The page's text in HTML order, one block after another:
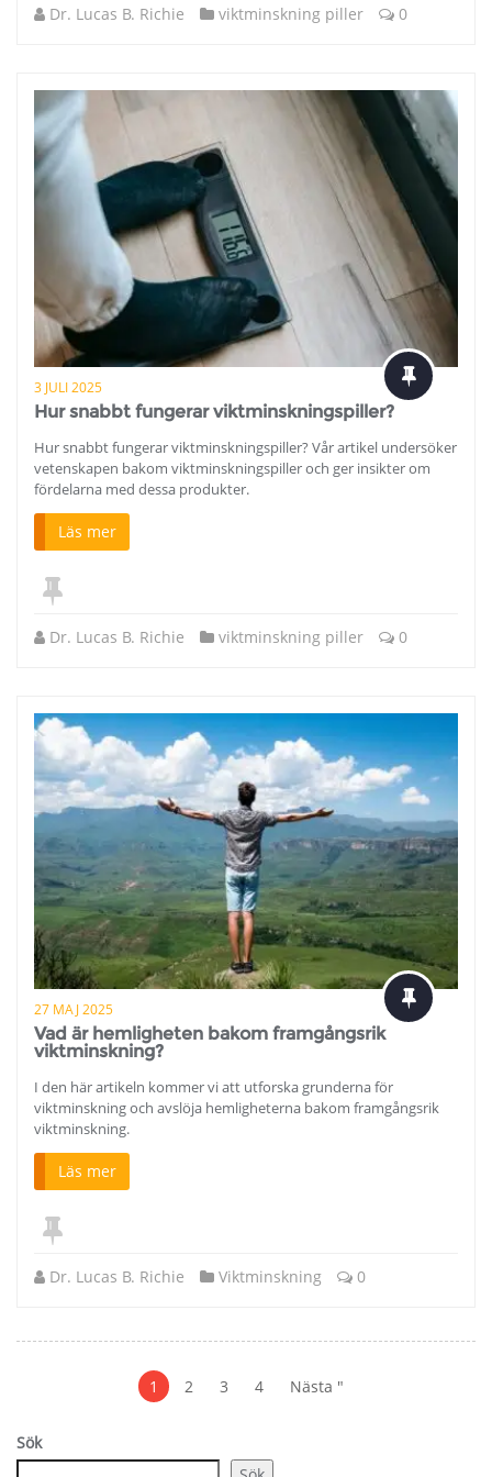
Dr. Lucas B. Richie viktminskning piller 0
3 JULI 2025
Hur snabbt fungerar viktminskningspiller?
Hur snabbt fungerar viktminskningspiller? Vår artikel undersöker
vetenskapen bakom viktminskningspiller och ger insikter om
fördelarna med dessa produkter.
Läs mer
Dr. Lucas B. Richie viktminskning piller 0
27 MAJ 2025
Vad är hemligheten bakom framgångsrik
viktminskning?
I den här artikeln kommer vi att utforska grunderna för
viktminskning och avslöja hemligheterna bakom framgångsrik
viktminskning.
Läs mer
Dr. Lucas B. Richie Viktminskning 0
1 2 3 4 Nästa "
Sök